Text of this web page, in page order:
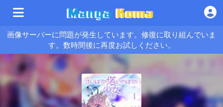
画像サーバーに問題が発生しています。修復に取り組んでいま
す。数時間後に再度お試しください。